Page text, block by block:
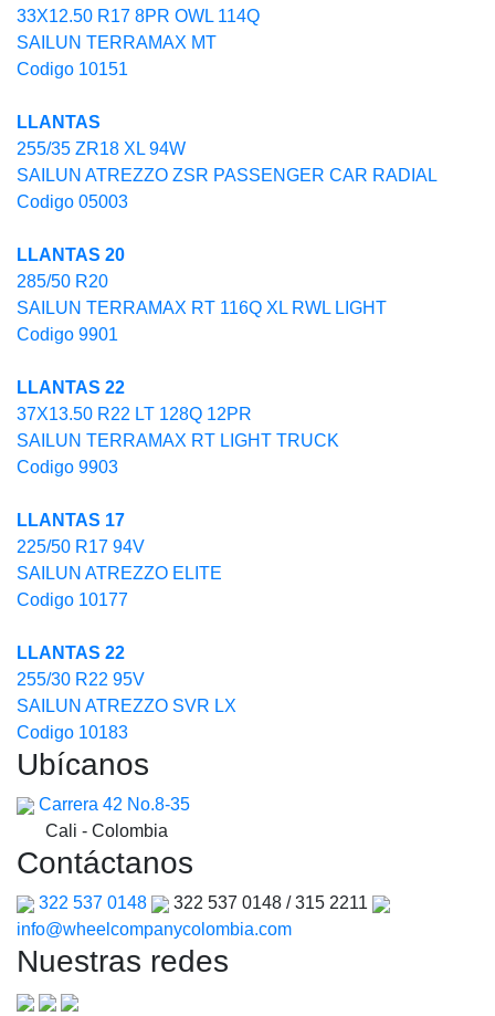
33X12.50 R17 8PR OWL 114Q
SAILUN TERRAMAX MT
Codigo 10151
LLANTAS
255/35 ZR18 XL 94W
SAILUN ATREZZO ZSR PASSENGER CAR RADIAL
Codigo 05003
LLANTAS 20
285/50 R20
SAILUN TERRAMAX RT 116Q XL RWL LIGHT
Codigo 9901
LLANTAS 22
37X13.50 R22 LT 128Q 12PR
SAILUN TERRAMAX RT LIGHT TRUCK
Codigo 9903
LLANTAS 17
225/50 R17 94V
SAILUN ATREZZO ELITE
Codigo 10177
LLANTAS 22
255/30 R22 95V
SAILUN ATREZZO SVR LX
Codigo 10183
Ubícanos
Carrera 42 No.8-35
Cali - Colombia
Contáctanos
322 537 0148
322 537 0148 / 315 2211
info@wheelcompanycolombia.com
Nuestras redes